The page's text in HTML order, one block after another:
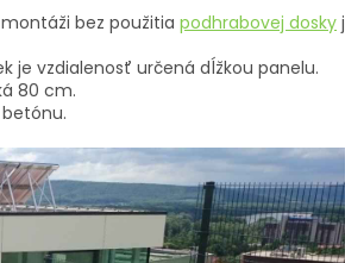
bez použitia podhrabovej dosky
je vzdialenosť určená dĺžkou panelu.
80 cm.